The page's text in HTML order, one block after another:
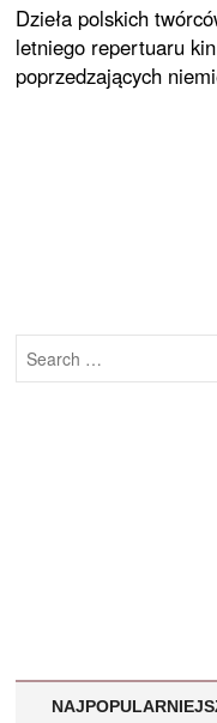
Dzieła polskich
letniego repertuaru
poprzedzających